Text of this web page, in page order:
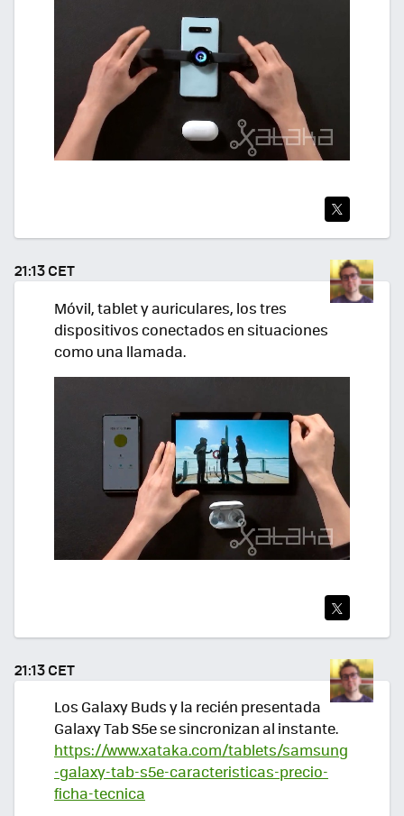
TWI
TEA
R
21:13 CET
Móvil, tablet y auriculares, los tres
dispositivos conectados en situaciones
como una llamada.
TEA
R
21:13 CET
Los Galaxy Buds y la recién presentada
Galaxy Tab S5e se sincronizan al instante.
https://www.xataka.com/tablets/samsung
-galaxy-tab-s5e-caracteristicas-precio-
ficha-tecnica